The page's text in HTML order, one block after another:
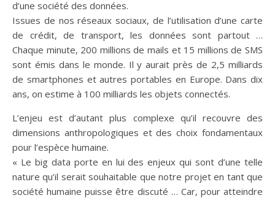
d’une société des données.
Issues de nos réseaux sociaux, de l’utilisation d’une carte
de crédit, de transport, les données sont partout …
Chaque minute, 200 millions de mails et 15 millions de SMS
sont émis dans le monde. Il y aurait près de 2,5 milliards
de smartphones et autres portables en Europe. Dans dix
ans, on estime à 100 milliards les objets connectés.
L’enjeu est d’autant plus complexe qu’il recouvre des
dimensions anthropologiques et des choix fondamentaux
pour l’espèce humaine.
« Le big data porte en lui des enjeux qui sont d’une telle
nature qu’il serait souhaitable que notre projet en tant que
société humaine puisse être discuté … Car, pour atteindre